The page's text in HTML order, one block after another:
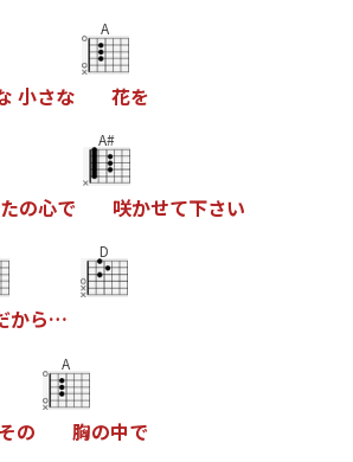
小さな
A
花を
たの心で
A#
咲かせて下さい
から…
D
その
A
胸の中で